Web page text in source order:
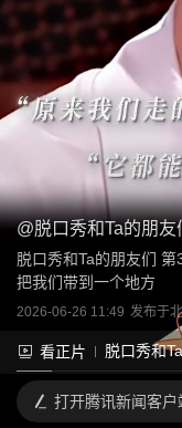
@脱口秀和Ta的朋友
脱口秀和Ta的朋友们
把我们带到一个地方
2026-06-26 11:49 发布于
看正片 脱口秀和
打开腾讯新闻客户